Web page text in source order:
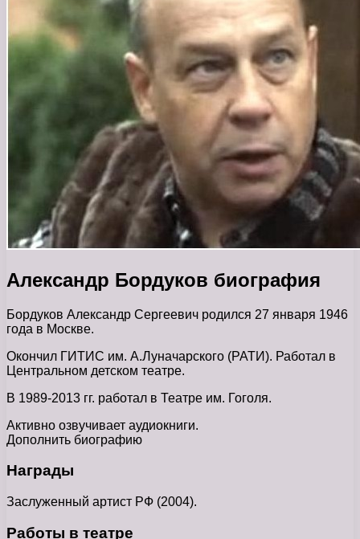
Александр Бордуков биография
Бордуков Александр Сергеевич родился 27 января 1946
года в Москве.
Окончил ГИТИС им. А.Луначарского (РАТИ). Работал в
Центральном детском театре.
В 1989-2013 гг. работал в Театре им. Гоголя.
Активно озвучивает аудиокниги.
Дополнить биографию
Награды
Заслуженный артист РФ (2004).
Работы в театре